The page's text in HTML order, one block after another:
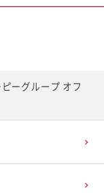
ーグループ オフ